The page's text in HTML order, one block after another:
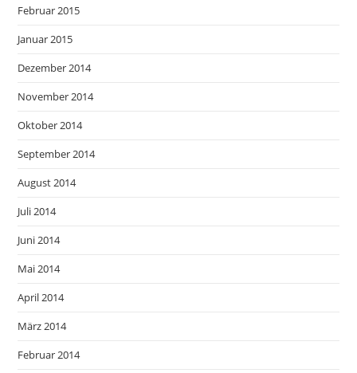
Februar 2015
Januar 2015
Dezember 2014
November 2014
Oktober 2014
September 2014
August 2014
Juli 2014
Juni 2014
Mai 2014
April 2014
März 2014
Februar 2014